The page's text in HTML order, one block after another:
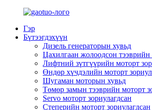
Гэр
Бүтээгдэхүүн
Дизель генераторын хувьд
Цахилгаан жолоодсон
Лифтний зүтгүүрийн моторт
Өндөр хүчдэлийн моторт
Шугаман моторын хувьд
Төмөр замын тээврийн моторт
Servo моторт зориулагдсан
Степерийн моторт зориулагдсан